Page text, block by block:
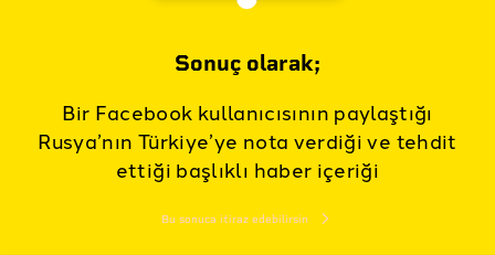
Sonuç olarak;
Bir Facebook kullanıcısının paylaştığı
Rusya’nın Türkiye’ye nota verdiği ve tehdit
ettiği başlıklı haber içeriği
Bu sonuca itiraz edebilirsin